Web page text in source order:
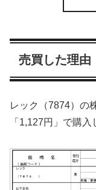
売買した理由
レック（7874）の
「1,127円」で購入